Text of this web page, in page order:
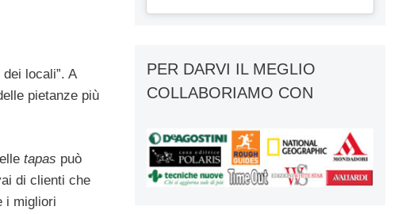
locali”. A
pietanze più
tapas può
di clienti che
i migliori
PER DARVI IL MEGLIO
COLLABORIAMO CON